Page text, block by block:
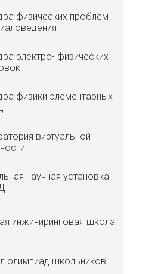
физических проблем
электро- физических
физики элементарных
виртуальной
научная установка
инжиниринговая школа
олимпиад школьников